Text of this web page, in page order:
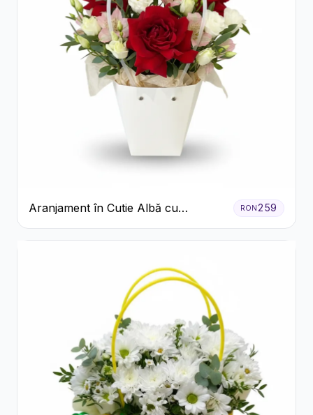
Aranjament în Cutie Albă cu
Trandafiri Roșii și Lisianthus
RON259